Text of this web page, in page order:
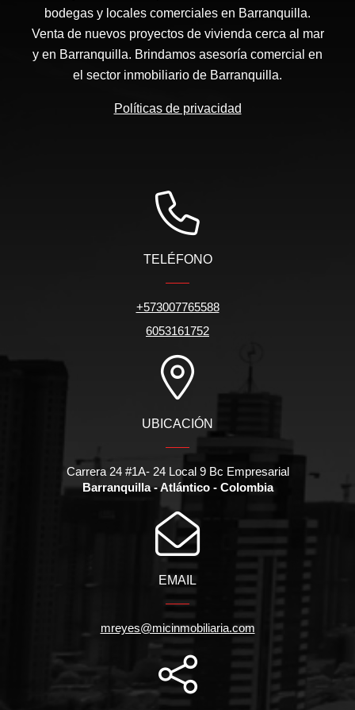
bodegas y locales comerciales en Barranquilla.
Venta de nuevos proyectos de vivienda cerca al mar
y en Barranquilla. Brindamos asesoría comercial en
el sector inmobiliario de Barranquilla.
Políticas de privacidad
TELÉFONO
+573007765588
6053161752
UBICACIÓN
Carrera 24 #1A- 24 Local 9 Bc Empresarial
Barranquilla - Atlántico - Colombia
EMAIL
mreyes@micinmobiliaria.com